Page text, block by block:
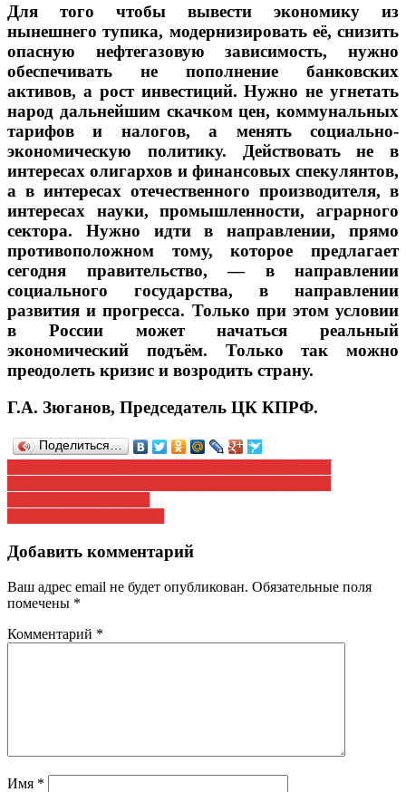
Для того чтобы вывести экономику из
нынешнего тупика, модернизировать её, снизить
опасную нефтегазовую зависимость, нужно
обеспечивать не пополнение банковских
активов, а рост инвестиций. Нужно не угнетать
народ дальнейшим скачком цен, коммунальных
тарифов и налогов, а менять социально-
экономическую политику. Действовать не в
интересах олигархов и финансовых спекулянтов,
а в интересах отечественного производителя, в
интересах науки, промышленности, аграрного
сектора. Нужно идти в направлении, прямо
противоположном тому, которое предлагает
сегодня правительство, — в направлении
социального государства, в направлении
развития и прогресса. Только при этом условии
в России может начаться реальный
экономический подъём. Только так можно
преодолеть кризис и возродить страну.
Г.А. Зюганов, Председатель ЦК КПРФ.
Поделиться…
Навигация
по
записям
Добавить комментарий
Ваш адрес email не будет опубликован. Обязательные поля
помечены *
Комментарий *
Имя *